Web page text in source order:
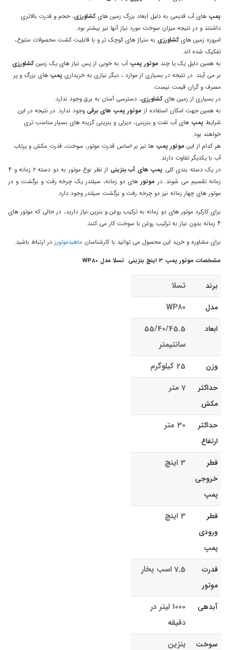
پمپ های آب قدیمی به دلیل ابعاد بزرگ زمین های کشاورزی، حجم و قدرت بالاتری
داشتند و در نتیجه میزان سوخت مورد نیاز آنها نیز بیشتر بود.
امروزه زمین های کشاورزی به متراژ های کوچک تر و با قابلیت کشت محصولات متنوع،
تفکیک شده اند.
به همین دلیل یک یا چند موتور پمپ آب به خوبی از پس نیاز های یک زمین کشاورزی
بر می آیند. در نتیجه در بسیاری از موارد ، دیگر نیازی به خریداری پمپ های بزرگ و پر
مصرف و گران قیمت نیست.
در بسیاری از زمین های کشاورزی، دسترسی آسان به برق وجود ندارد.
به همین جهت امکان استفاده از موتور پمپ های برقی وجود ندارد. در نتیجه در این
شرایط پمپ های آب نفت و بنزینی، دیزلی و بنزینی گزینه های بسیار مناسب تری
خواهند بود.
هر کدام از این موتور پمپ ها نیز بر اساس قدرت موتور، سوخت، قدرت مکش و پرتاب
آب با یکدیگر تفاوت دارند.
در یک دسته بندی کلی پمپ های آب بنزینی
از نظر نوع موتور به دو دسته ۲ زمانه و ۴
زمانه تقسیم می شوند. در موتور های دو زمانه، سیلندر یک چرخه رفت و برگشت و در
موتور های چهار زمانه نیز دو چرخه رفت و برگشت سیلندر وجود دارد.
برای کارکرد موتور های دو زمانه به ترکیب روغن و بنزین نیاز دارید، در حالی که موتور های
۴ زمانه بدون نیاز به ترکیب روغن با سوخت کار می کنند.
برای مشاوره و خرید این محصول می توانید با کارشناسان ماهیدموتورز در ارتباط باشید.
مشخصات موتور پمپ 3 اینچ بنزینی تسلا مدل WP80
برند تسلا
مدل WP80
ابعاد
55/40/45.5
سانتیمتر
وزن 25 کیلوگرم
حداکثر
مکش
7 متر
حداکثر
ارتفاع
30 متر
قطر
خروجی
پمپ
3 اینچ
قطر
ورودی
پمپ
3 اینچ
قدرت
موتور
7.5 اسب بخار
آبدهی
1000 لیتر در
دقیقه
سوخت
بنزین